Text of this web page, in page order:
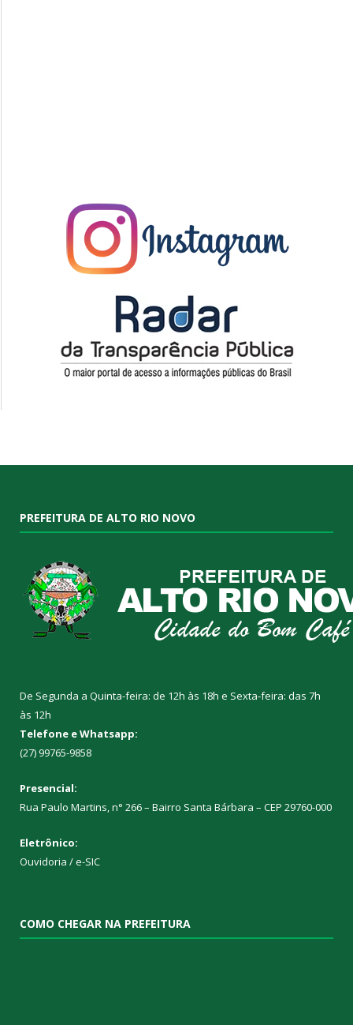
PREFEITURA DE ALTO RIO NOVO
De Segunda a Quinta-feira: de 12h às 18h e Sexta-feira: das 7h
às 12h
Telefone e Whatsapp:
(27) 99765-9858
Presencial:
Rua Paulo Martins, n° 266 – Bairro Santa Bárbara – CEP 29760-000
Eletrônico:
Ouvidoria /e-SIC
COMO CHEGAR NA PREFEITURA